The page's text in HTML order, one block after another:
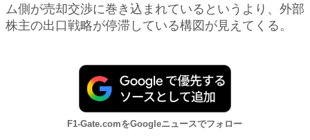
ム側が売却交渉に巻き込まれているというより、外部
株主の出口戦略が停滞している構図が見えてくる。
F1-Gate.comをGoogleニュースでフォロー